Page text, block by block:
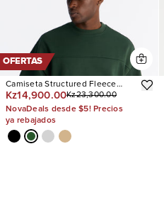
OFERTAS
Camiseta Structured Fleece
Paneled
Kz14,900.00Kz23,300.00
NovaDeals desde $5! Precios
ya rebajados